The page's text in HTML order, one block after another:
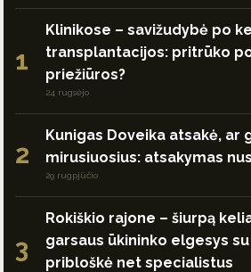
1
Klinikose – savižudybė po
transplantacijos: pritrūko
priežiūros?
24 rugsėjo
2
Kunigas Doveika atsakė, ar
mirusiuosius: atsakymas
29 rugpjūčio
3
Rokiškio rajone – šiurpą
garsaus ūkininko elgesys
pribloškė net specialistus